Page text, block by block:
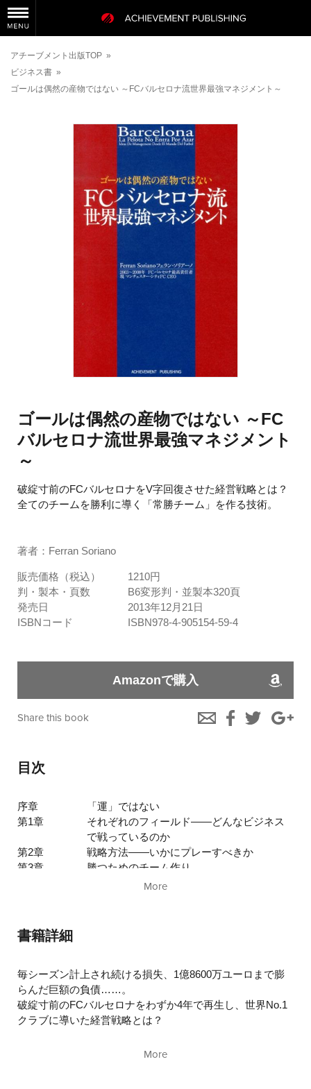
アチーブメント出版TOP »
ビジネス書 »
ゴールは偶然の産物ではない ～FCバルセロナ流世界最強マネジメント～
ゴールは偶然の産物ではない ～FC
バルセロナ流世界最強マネジメント
～
破綻寸前のFCバルセロナをV字回復させた経営戦略とは？
全てのチームを勝利に導く「常勝チーム」を作る技術。
著者：Ferran Soriano
販売価格（税込）
1210円
判・製本・頁数
B6変形判・並製本320頁
発売日
2013年12月21日
ISBNコード
ISBN978-4-905154-59-4
Amazonで購入
Share this book
目次
序章
「運」ではない
第1章
それぞれのフィールド――どんなビジネス
で戦っているのか
第2章
戦略方法――いかにプレーすべきか
第3章
勝つためのチーム作り
リーダーシップ――ハウス医師、フラン
第5章
第6章
終章
バック・トゥ・ザ・フューチャー
More
書籍詳細
毎シーズン計上され続ける損失、1億8600万ユーロまで膨
らんだ巨額の負債……。
破綻寸前のFCバルセロナをわずか4年で再生し、世界No.1
クラブに導いた経営戦略とは？
規模の大小に関係なくビジネスで成功を収めようと思うな
More